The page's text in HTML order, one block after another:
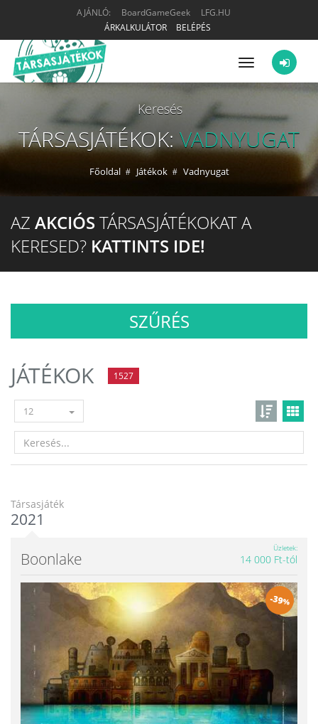
AJÁNLÓ: BoardGameGeek
LFG.HU
ÁRKALKULÁTOR
BELÉPÉS
Menü
Keresés
TÁRSASJÁTÉKOK:VADNYUGAT
Főoldal Játékok Vadnyugat
AZ AKCIÓSTÁRSASJÁTÉKOKAT A
KERESED? KATTINTS IDE!
SZŰRÉS
JÁTÉKOK 1527
12
Társasjáték
2021
Boonlake
Üzletek
14 000 Ft-tól
-39%